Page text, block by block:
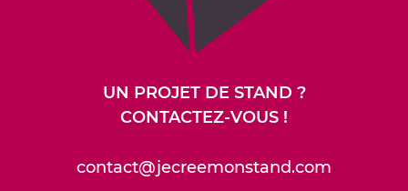
UN PROJET DE STAND ?
CONTACTEZ-VOUS !
contact@jecreemonstand.com